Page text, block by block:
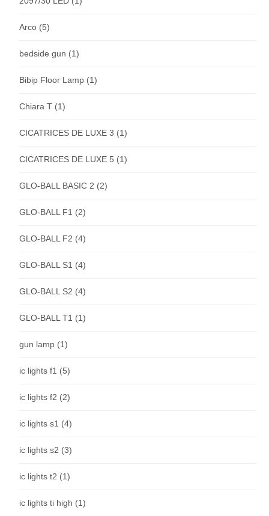
Arco (5)
bedside gun (1)
Bibip Floor Lamp (1)
Chiara T (1)
CICATRICES DE LUXE 3 (1)
CICATRICES DE LUXE 5 (1)
GLO-BALL BASIC 2 (2)
GLO-BALL F1 (2)
GLO-BALL F2 (4)
GLO-BALL S1 (4)
GLO-BALL S2 (4)
GLO-BALL T1 (1)
gun lamp (1)
ic lights f1 (5)
ic lights f2 (2)
ic lights s1 (4)
ic lights s2 (3)
ic lights t2 (1)
ic lights ti high (1)